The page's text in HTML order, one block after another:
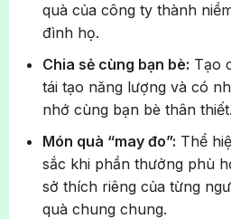
quà của công ty thành
đình họ.
Chia sẻ cùng bạn bè: Tạo
tái tạo năng lượng và có
nhớ cùng bạn bè thân thiết.
Món quà “may đo”: Thể
sắc khi phần thưởng phù
sở thích riêng của từng
quà chung chung.